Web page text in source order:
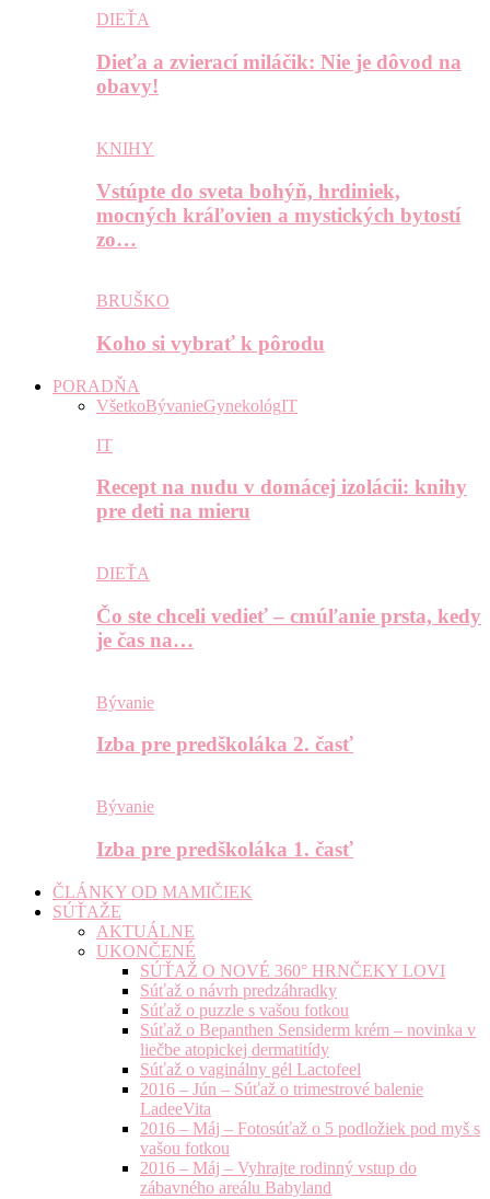
DIEŤA
Dieťa a zvierací miláčik: Nie je dôvod na
obavy!
KNIHY
Vstúpte do sveta bohýň, hrdiniek,
mocných kráľovien a mystických bytostí
zo…
BRUŠKO
Koho si vybrať k pôrodu
PORADŇA
VšetkoBývanieGynekológIT
IT
Recept na nudu v domácej izolácii: knihy
pre deti na mieru
DIEŤA
Čo ste chceli vedieť – cmúľanie prsta, kedy
je čas na…
Bývanie
Izba pre predškoláka 2. časť
Bývanie
Izba pre predškoláka 1. časť
ČLÁNKY OD MAMIČIEK
SÚŤAŽE
AKTUÁLNE
UKONČENÉ
SÚŤAŽ O NOVÉ 360° HRNČEKY LOVI
Súťaž o návrh predzáhradky
Súťaž o puzzle s vašou fotkou
Súťaž o Bepanthen Sensiderm krém – novinka v
liečbe atopickej dermatitídy
Súťaž o vaginálny gél Lactofeel
2016 – Jún – Súťaž o trimestrové balenie
LadeeVita
2016 – Máj – Fotosúťaž o 5 podložiek pod myš s
vašou fotkou
2016 – Máj – Vyhrajte rodinný vstup do
zábavného areálu Babyland